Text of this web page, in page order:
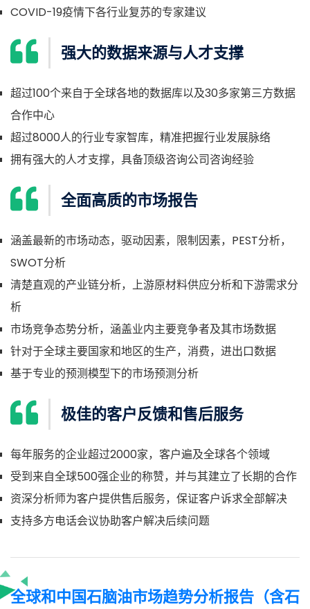
COVID-19疫情下各行业复苏的专家建议
强大的数据来源与人才支撑
超过100个来自于全球各地的数据库以及30多家第三方数据
合作中心
超过8000人的行业专家智库，精准把握行业发展脉络
拥有强大的人才支撑，具备顶级咨询公司咨询经验
全面高质的市场报告
涵盖最新的市场动态，驱动因素，限制因素，PEST分析，
SWOT分析
清楚直观的产业链分析，上游原材料供应分析和下游需求分
析
市场竞争态势分析，涵盖业内主要竞争者及其市场数据
针对于全球主要国家和地区的生产，消费，进出口数据
基于专业的预测模型下的市场预测分析
极佳的客户反馈和售后服务
每年服务的企业超过2000家，客户遍及全球各个领域
受到来自全球500强企业的称赞，并与其建立了长期的合作
资深分析师为客户提供售后服务，保证客户诉求全部解决
支持多方电话会议协助客户解决后续问题
全球和中国石脑油市场趋势分析报告（含石